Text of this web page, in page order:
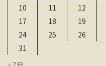
10
11 12
17
18 19
24
25 26
31